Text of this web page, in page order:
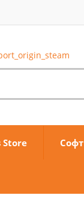
Store Софт